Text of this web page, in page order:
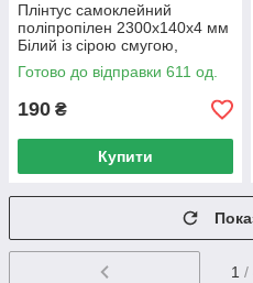
Плінтус самоклейний
поліпропілен 2300х140х4 мм
Білий із сірою смугою,
Плінтус поліпропілен 140 мм
для стін
Готово до відправки 611 од.
190 ₴
Купити
1 /